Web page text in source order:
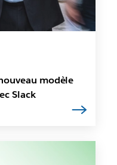
modèle
Slack